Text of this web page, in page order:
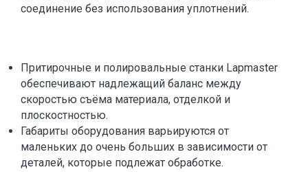
соединение без использования уплотнений.
Притирочные и полировальные станки Lapmaster
обеспечивают надлежащий баланс между
скоростью съёма материала, отделкой и
плоскостностью.
Габариты оборудования варьируются от
маленьких до очень больших в зависимости от
деталей, которые подлежат обработке.